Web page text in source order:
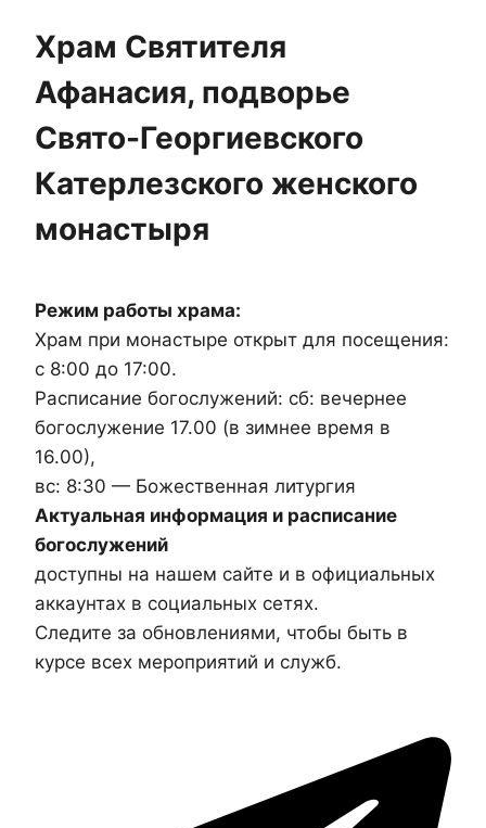
Храм Святителя
Афанасия, подворье
Свято-Георгиевского
Катерлезского женского
монастыря
Режим работы храма:
Храм при монастыре открыт для посещения:
с 8:00 до 17:00.
Расписание богослужений: сб: вечернее
богослужение 17.00 (в зимнее время в
16.00),
вс: 8:30 — Божественная литургия
Актуальная информация и расписание
богослужений
доступны на нашем сайте и в официальных
аккаунтах в социальных сетях.
Следите за обновлениями, чтобы быть в
курсе всех мероприятий и служб.